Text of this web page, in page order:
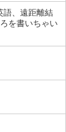
語、遠距離結
を書いちゃい